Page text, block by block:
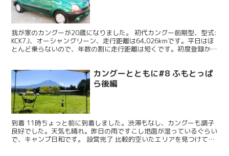
我が家のカングーが20歳になりました。 初代カングー前期型、型式:
KCK7J、オーシャングリーン、走行距離は64,026kmです。平日はほ
とんど乗らないので、年数の割に走行距離は短くです。初度登録から
カングーとともに#8 ふもとっぱ
ら後編
到着 11時ちょっと前に到着しました。渋滞もなし、カングーも調子
良好でした。天気も晴れ。昨日の雨ですこし地面が湿っているぐらい
で、キャンプ日和です。 設営完了 比較的空いたエリアを見つけて、